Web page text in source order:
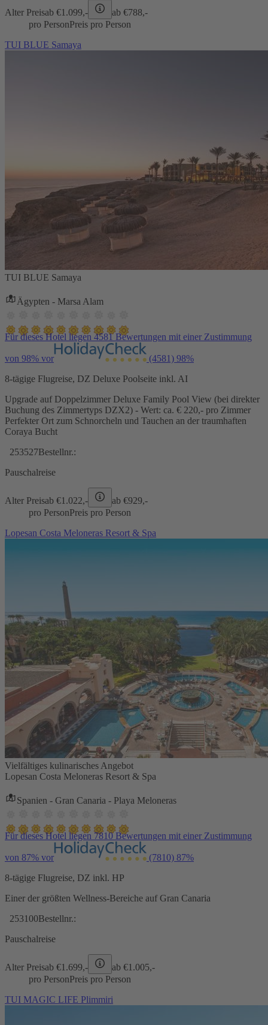
Alter Preisab €1.099,- ab €788,-
pro PersonPreis pro Person
TUI BLUE Samaya
TUI BLUE Samaya
Ägypten - Marsa Alam
Für dieses Hotel liegen 4581 Bewertungen mit einer Zustimmung
von 98% vor (4581) 98%
8-tägige Flugreise, DZ Deluxe Poolseite inkl. AI
Upgrade auf Doppelzimmer Deluxe Family Pool View (bei direkter
Buchung des Zimmertyps DZX2) - Wert: ca. € 220,- pro Zimmer
Perfekter Ort zum Schnorcheln und Tauchen an der traumhaften
Coraya Bucht
253527Bestellnr.:
Pauschalreise
Alter Preisab €1.022,- ab €929,-
pro PersonPreis pro Person
Lopesan Costa Meloneras Resort & Spa
Vielfältiges kulinarisches Angebot
Lopesan Costa Meloneras Resort & Spa
Spanien - Gran Canaria - Playa Meloneras
Für dieses Hotel liegen 7810 Bewertungen mit einer Zustimmung
von 87% vor (7810) 87%
8-tägige Flugreise, DZ inkl. HP
Einer der größten Wellness-Bereiche auf Gran Canaria
253100Bestellnr.:
Pauschalreise
Alter Preisab €1.699,- ab €1.005,-
pro PersonPreis pro Person
TUI MAGIC LIFE Plimmiri